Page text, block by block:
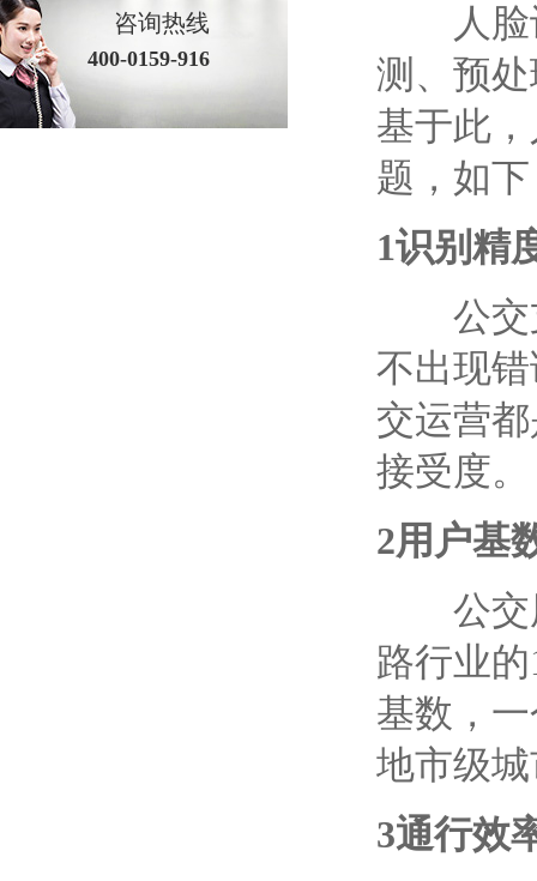
人脸识
测、预
基于此
题，如
1识别精
公交支
不出现
交运营
接受度。
2用户基
公交用
路行业的
基数，
地市级
3通行效
咨询热线
400-0159-916